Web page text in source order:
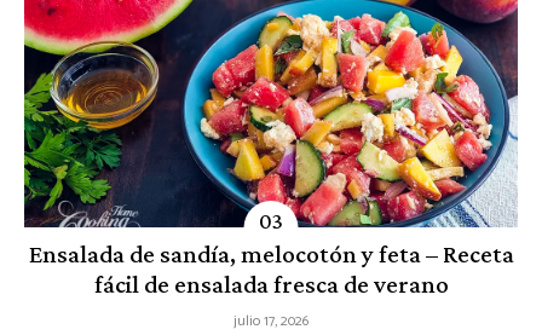
Ensalada de sandía, melocotón y feta – Receta
fácil de ensalada fresca de verano
julio 17, 2026